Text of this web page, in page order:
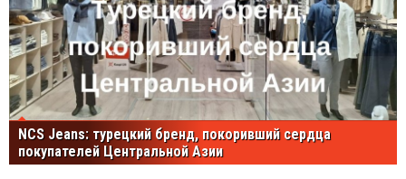
NCS Jeans: турецкий бренд, покоривший сердца
покупателей Центральной Азии